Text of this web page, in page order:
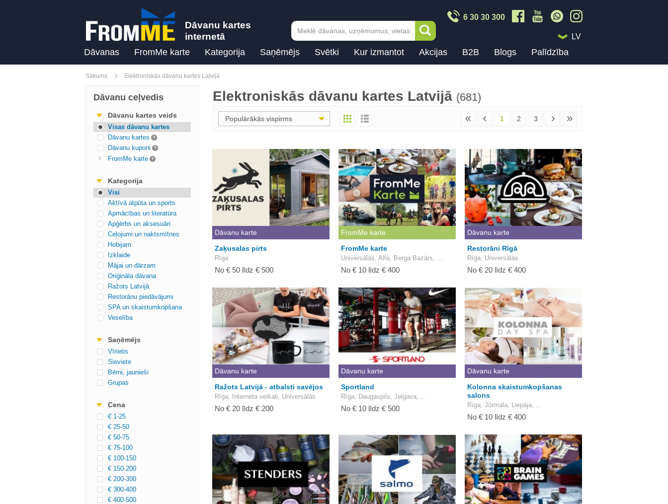
Dāvanu kartes
internetā
6 30 30 300
LV
Dāvanas FromMe karte Kategorija Saņēmējs Svētki Kur izmantot Akcijas B2B Blogs Palīdzība
Sākums Elektroniskās dāvanu kartes Latvijā
Dāvanu ceļvedis
Dāvanu kartes veids
Visas dāvanu kartes
Dāvanu kartes
Dāvanu kuponi
FromMe karte
Kategorija
Visi
Aktīvā atpūta un sports
Apmācības un literatūra
Apģērbs un aksesuāri
Ceļojumi un naktsmītnes
Hobijam
Izklaide
Mājai un dārzam
Oriģināla dāvana
Ražots Latvijā
Restorānu piedāvājumi
SPA un skaistumkopšana
Veselība
Saņēmējs
Vīrietis
Sieviete
Bērni, jaunieši
Grupas
Cena
€ 1-25
€ 25-50
€ 50-75
€ 75-100
€ 100-150
€ 150-200
€ 200-300
€ 300-400
€ 400-500
Elektroniskās dāvanu kartes Latvijā (681)
Populārākās vispirms 1 2 3
Dāvanu karte
Zaķusalas pirts
Rīga
No € 50 līdz € 500
FromMe karte
FromMe karte
Universālās, Alfa, Berga Bazārs, ...
No € 10 līdz € 400
Dāvanu karte
Restorāni Rīgā
Rīga, Universālās
No € 20 līdz € 400
Dāvanu karte
Ražots Latvijā - atbalsti savējos
Rīga, Interneta veikali, Universālās
No € 20 līdz € 200
Dāvanu karte
Sportland
Rīga, Daugavpils, Jelgava, ...
No € 10 līdz € 500
Dāvanu karte
Kolonna skaistumkopšanas
salons
Rīga, Jūrmala, Liepāja, ...
No € 10 līdz € 400